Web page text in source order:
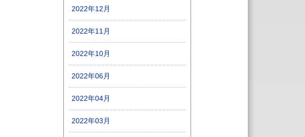
2022年12月
2022年11月
2022年10月
2022年06月
2022年04月
2022年03月